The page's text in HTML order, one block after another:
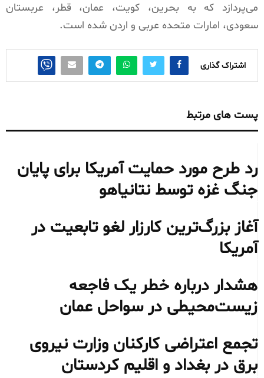
می‌پردازد که به بحرین، کویت، عمان، قطر، عربستان
سعودی، امارات متحده عربی و اردن شده است.
اشتراک گذاری
پست های مرتبط
رد طرح مورد حمایت آمریکا برای پایان
جنگ غزه توسط نتانیاهو
آغاز بزرگ‌ترین کارزار لغو تابعیت در
آمریکا
هشدار درباره خطر یک فاجعه
زیست‌محیطی در سواحل عمان
تجمع اعتراضی کارکنان وزارت نیروی
برق در بغداد و اقلیم کردستان